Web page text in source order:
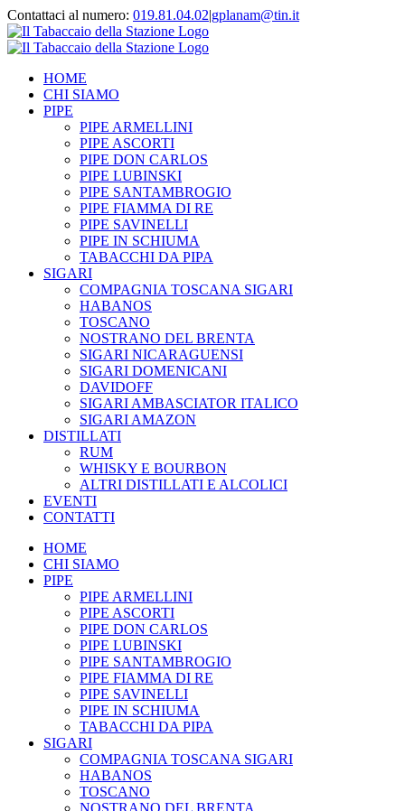
Contattaci al numero: 019.81.04.02|gplanam@tin.it
HOME
CHI SIAMO
PIPE
PIPE ARMELLINI
PIPE ASCORTI
PIPE DON CARLOS
PIPE LUBINSKI
PIPE SANTAMBROGIO
PIPE FIAMMA DI RE
PIPE SAVINELLI
PIPE IN SCHIUMA
TABACCHI DA PIPA
SIGARI
COMPAGNIA TOSCANA SIGARI
HABANOS
TOSCANO
NOSTRANO DEL BRENTA
SIGARI NICARAGUENSI
SIGARI DOMENICANI
DAVIDOFF
SIGARI AMBASCIATOR ITALICO
SIGARI AMAZON
DISTILLATI
RUM
WHISKY E BOURBON
ALTRI DISTILLATI E ALCOLICI
EVENTI
CONTATTI
HOME
CHI SIAMO
PIPE
PIPE ARMELLINI
PIPE ASCORTI
PIPE DON CARLOS
PIPE LUBINSKI
PIPE SANTAMBROGIO
PIPE FIAMMA DI RE
PIPE SAVINELLI
PIPE IN SCHIUMA
TABACCHI DA PIPA
SIGARI
COMPAGNIA TOSCANA SIGARI
HABANOS
TOSCANO
NOSTRANO DEL BRENTA